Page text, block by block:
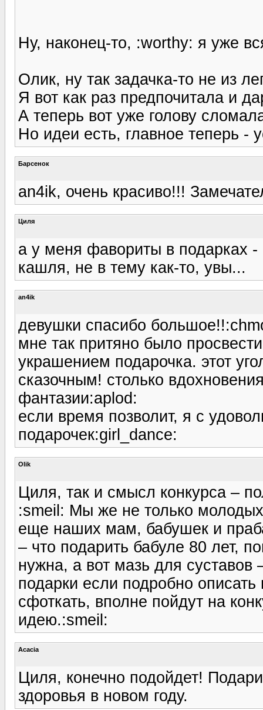
Ну, наконец-то, :worthy: я уже
Олик, ну так задачка-то не из
Я вот как раз предпочитала и
А теперь вот уже голову
Но идеи есть, главное теперь -
Барсенок
an4ik, очень красиво!!!
Циля
а у меня фавориты в подарках -
кашля, не в тему как-то, увы...
an4ik
девушки спасибо
мне так притяно было
украшением подарочка. этот
сказочным! столько
фантазии:aplod:
если время позволит, я с
подарочек:girl_dance:
Olik
Циля, так и смысл конкурса –
:smeil: Мы же не только
еще наших мам, бабушек и
– что подарить бабуле 80 лет,
нужна, а вот мазь для суставов
подарки если подробно описать
сфоткать, вполне пойдут на
идею.:smeil:
Acacia
Циля, конечно подойдет!
здоровья в новом году.